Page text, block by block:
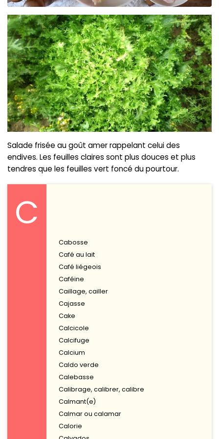
Salade frisée au goût amer rappelant celui des
endives. Les feuilles claires sont plus douces et plus
tendres que les feuilles vert foncé du pourtour.
C
Cabosse
Café au lait
Café liégeois
Caféine
Caillage, cailler
Cajasse
Cake
Calcicole
Calcifuge
Calcium
Caldo verde
Calebasse
Calibrage, calibrer, calibre
Calmant(e)
Calmar ou calamar
Calorie